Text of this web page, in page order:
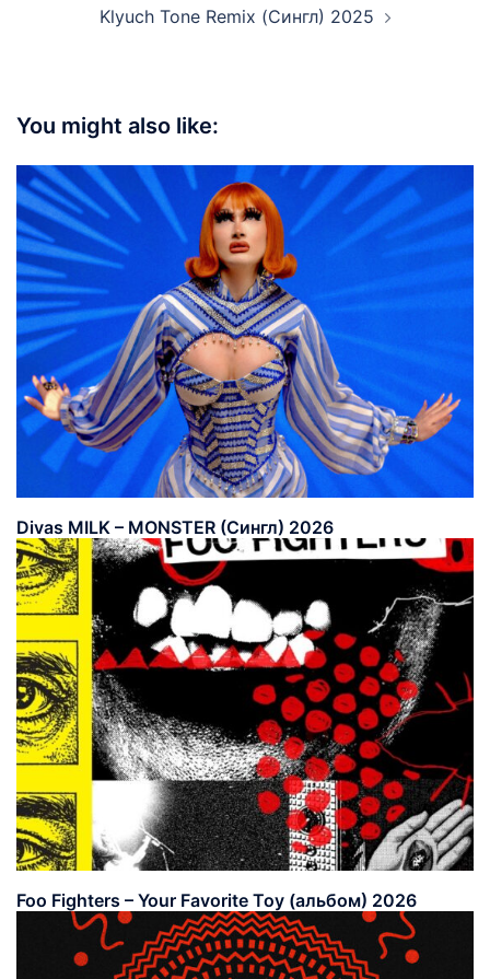
Klyuch Tone Remix (Сингл) 2025
You might also like:
Divas MILK – MONSTER (Сингл) 2026
Foo Fighters – Your Favorite Toy (альбом) 2026